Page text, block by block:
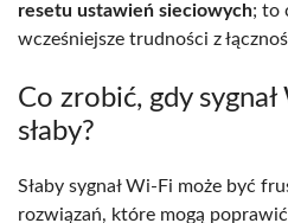
resetu ustawień sieciowych; to
wcześniejsze trudności z
Co zrobić, gdy
słaby?
Słaby sygnał Wi-Fi może być
rozwiązań, które mogą